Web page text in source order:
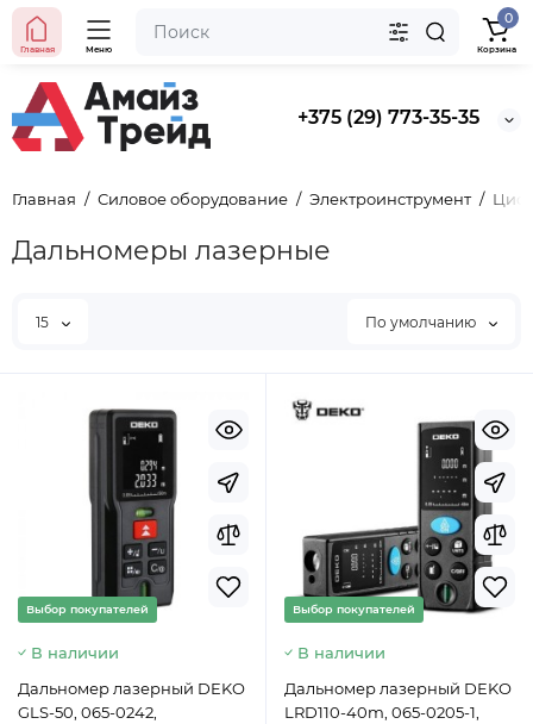
+375 (29) 773-35-35
Главная Меню
0
Корзина
Главная Силовое оборудование Электроинструмент
Предзаказ
Ведро строительное 12л, ПРЕМИУМ, арт. 0201 БЕЗ
Уточнить цену
Дальномеры лазерные
15 По умолчанию
Выбор покупателей
В наличии
Дальномер лазерный DEKO
GLS-50, 065-0242,
Выбор покупателей
В наличии
Дальномер лазерный DEKO
LRD110-40m, 065-0205-1,